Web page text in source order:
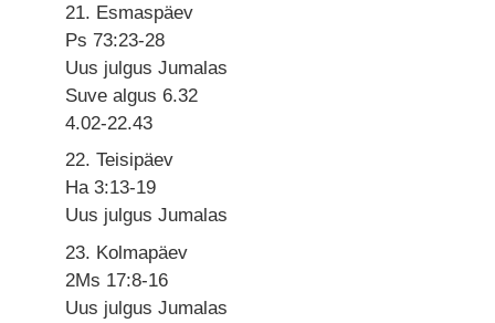
21. Esmaspäev
Ps 73:23-28
Uus julgus Jumalas
Suve algus 6.32
4.02-22.43
22. Teisipäev
Ha 3:13-19
Uus julgus Jumalas
23. Kolmapäev
2Ms 17:8-16
Uus julgus Jumalas